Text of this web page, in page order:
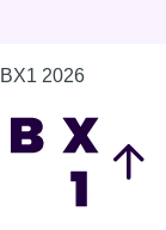
BX1 2026